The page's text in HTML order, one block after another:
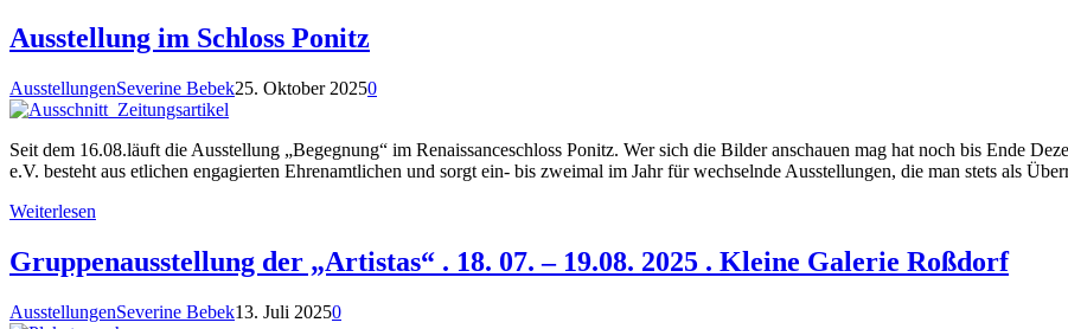
Ausstellung im Schloss Ponitz
AusstellungenSeverine Bebek25. Oktober 20250
Seit dem 16.08.läuft die Ausstellung „Begegnung“ im Renaissanceschloss Ponitz. Wer sich die Bilder anschauen mag hat noch bis Ende
e.V. besteht aus etlichen engagierten Ehrenamtlichen und sorgt ein- bis zweimal im Jahr für wechselnde Ausstellungen, die man stets als
Weiterlesen
Gruppenausstellung der „Artistas“ . 18. 07. – 19.08. 2025 . Kleine Galerie Roßdorf
AusstellungenSeverine Bebek13. Juli 20250